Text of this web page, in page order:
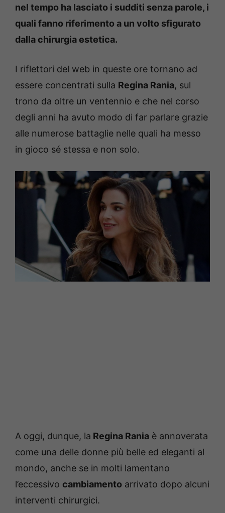
nel tempo ha lasciato i sudditi senza parole, i
quali fanno riferimento a un volto sfigurato
dalla chirurgia estetica.
I riflettori del web in queste ore tornano ad
essere concentrati sulla Regina Rania, sul
trono da oltre un ventennio e che nel corso
degli anni ha avuto modo di far parlare grazie
alle numerose battaglie nelle quali ha messo
in gioco sé stessa e non solo.
A oggi, dunque, la Regina Rania è annoverata
come una delle donne più belle ed eleganti al
mondo, anche se in molti lamentano
l’eccessivo cambiamento arrivato dopo alcuni
interventi chirurgici.